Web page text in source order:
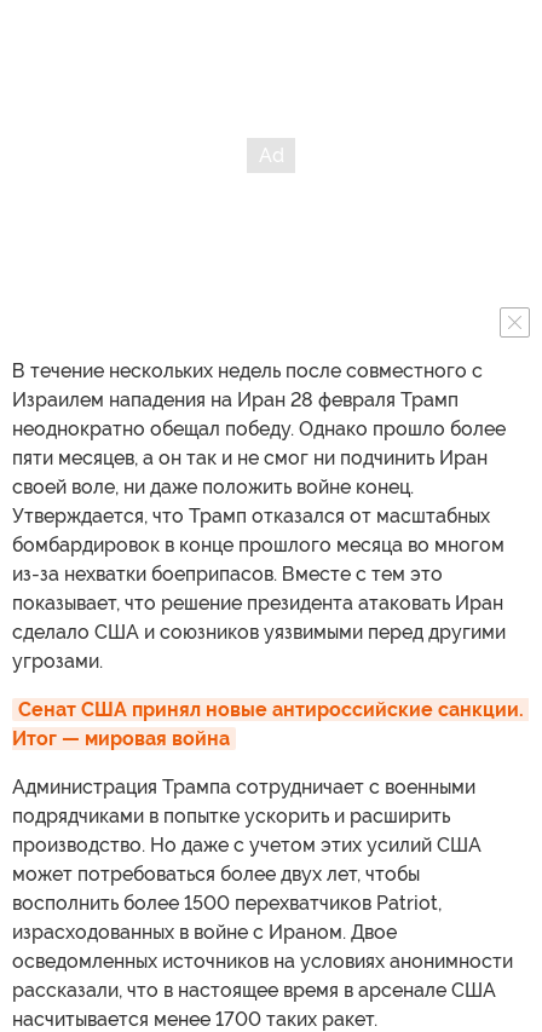
В течение нескольких недель после совместного с
Израилем нападения на Иран 28 февраля Трамп
неоднократно обещал победу. Однако прошло более
пяти месяцев, а он так и не смог ни подчинить Иран
своей воле, ни даже положить войне конец.
Утверждается, что Трамп отказался от масштабных
бомбардировок в конце прошлого месяца во многом
из-за нехватки боеприпасов. Вместе с тем это
показывает, что решение президента атаковать Иран
сделало США и союзников уязвимыми перед другими
угрозами.
Сенат США принял новые антироссийские санкции.
Итог — мировая война
Администрация Трампа сотрудничает с военными
подрядчиками в попытке ускорить и расширить
производство. Но даже с учетом этих усилий США
может потребоваться более двух лет, чтобы
восполнить более 1500 перехватчиков Patriot,
израсходованных в войне с Ираном. Двое
осведомленных источников на условиях анонимности
рассказали, что в настоящее время в арсенале США
насчитывается менее 1700 таких ракет.